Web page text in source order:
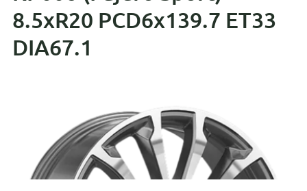
8.5xR20 PCD6x139.7 ET33
DIA67.1